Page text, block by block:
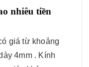
nhiêu tiền
giá từ khoảng
4mm . Kính